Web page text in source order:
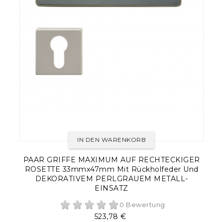
PAAR GRIFFE MAXIMUM AUF RECHTECKIGER
ROSETTE 33mmx47mm Mit Rückholfeder Und
DEKORATIVEM PERLGRAUEM METALL-
EINSATZ
0 Bewertung
Preis
523,78 €
IN DEN WARENKORB